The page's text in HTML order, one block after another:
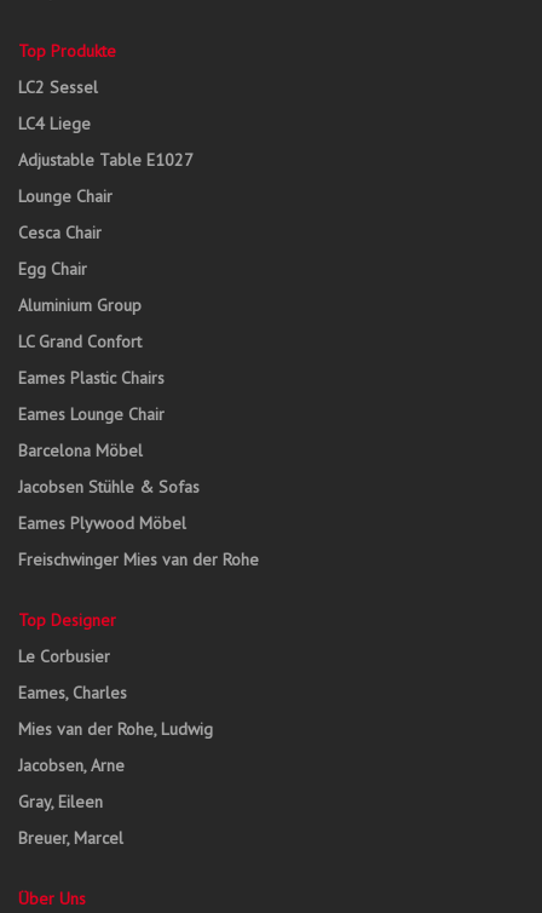
Top Produkte
LC2 Sessel
LC4 Liege
Adjustable Table E1027
Lounge Chair
Cesca Chair
Egg Chair
Aluminium Group
LC Grand Confort
Eames Plastic Chairs
Eames Lounge Chair
Barcelona Möbel
Jacobsen Stühle & Sofas
Eames Plywood Möbel
Freischwinger Mies van der Rohe
Top Designer
Le Corbusier
Eames, Charles
Mies van der Rohe, Ludwig
Jacobsen, Arne
Gray, Eileen
Breuer, Marcel
Über Uns